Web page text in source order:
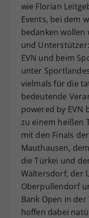
wie Florian
Events, bei dem
bedanken wollen
und
EVN und beim
unter
vielmals für die
bedeutende
powered by EVN
zu einem heißen
mit den Finals
Mauthausen,
die Türkei und
Waltersdorf, der
Oberpullendorf
Bank Open in
hoffen dabei